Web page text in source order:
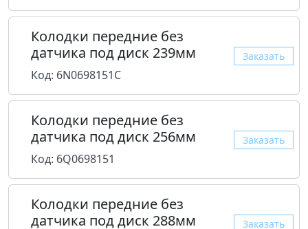
Колодки передние без
датчика под диск 239мм
Код: 6N0698151C
Заказать
Колодки передние без
датчика под диск 256мм
Код: 6Q0698151
Заказать
Колодки передние без
датчика под диск 288мм
Заказать